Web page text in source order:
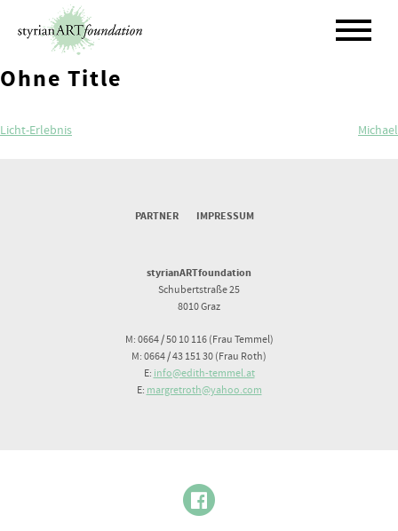
Ohne Title
Beitragsnavigation
Licht-Erlebnis Michael
PARTNER IMPRESSUM
styrianARTfoundation
Schubertstraße 25
8010 Graz
M: 0664 / 50 10 116 (Frau Temmel)
M: 0664 / 43 151 30 (Frau Roth)
E: info@edith-temmel.at
E: margretroth@yahoo.com